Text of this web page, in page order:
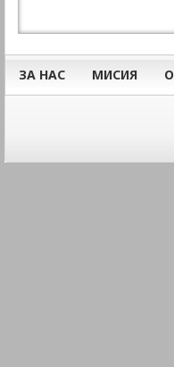
ЗА НАС МИСИЯ